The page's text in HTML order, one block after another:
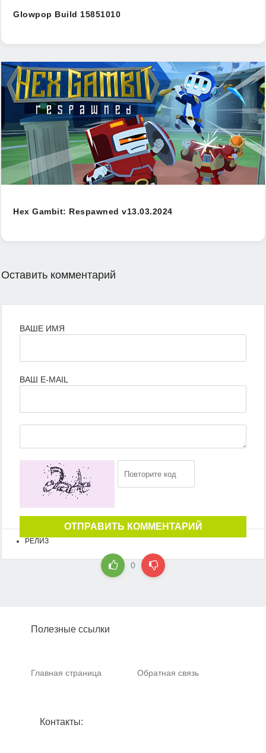
РЕЛИЗ
0
Glowpop Build 15851010
Hex Gambit: Respawned v13.03.2024
Оставить комментарий
ВАШЕ ИМЯ
ВАШ E-MAIL
ОТПРАВИТЬ КОММЕНТАРИЙ
Полезные ссылки
Главная страница Обратная связь
Контакты: